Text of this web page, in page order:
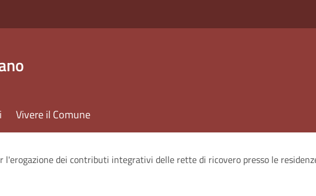
Vivere il Comune
l'erogazione dei contributi integrativi delle rette di ricovero presso le